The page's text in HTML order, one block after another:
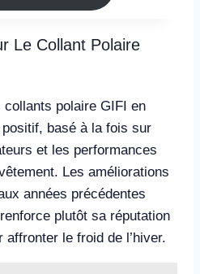
Le Collant Polaire
polaire GIFI en
basé à la fois sur
et les performances
Les améliorations
années précédentes
plutôt sa réputation
le froid de l’hiver.